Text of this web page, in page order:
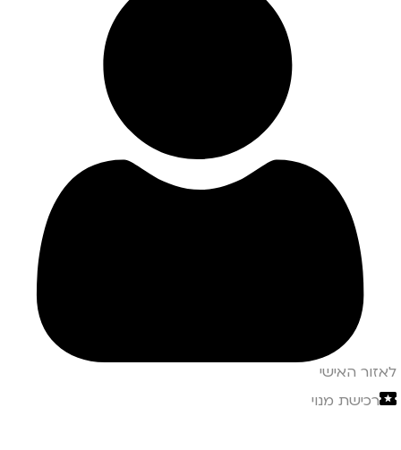
לאזור האישי
רכישת מנוי